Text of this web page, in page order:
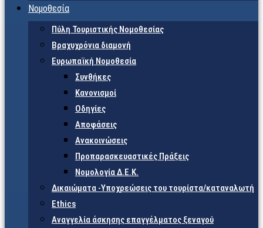
Νομοθεσία
Πύλη Τουριστικής Νομοθεσίας
Βραχυχρόνια διαμονή
Ευρωπαϊκή Νομοθεσία
Συνθήκες
Κανονισμοί
Οδηγίες
Αποφάσεις
Ανακοινώσεις
Προπαρασκευαστικές Πράξεις
Νομολογία Δ.Ε.Κ.
Δικαιώματα -Υποχρεώσεις του τουρίστα/καταναλωτή
Ethics
Αναγγελία άσκησης επαγγέλματος ξεναγού